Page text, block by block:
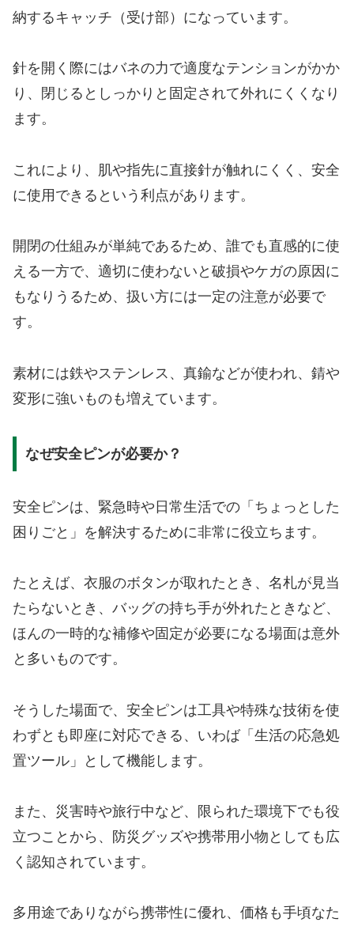
納するキャッチ（受け部）になっています。
針を開く際にはバネの力で適度なテンションがかか
り、閉じるとしっかりと固定されて外れにくくなり
ます。
これにより、肌や指先に直接針が触れにくく、安全
に使用できるという利点があります。
開閉の仕組みが単純であるため、誰でも直感的に使
える一方で、適切に使わないと破損やケガの原因に
もなりうるため、扱い方には一定の注意が必要で
す。
素材には鉄やステンレス、真鍮などが使われ、錆や
変形に強いものも増えています。
なぜ安全ピンが必要か？
安全ピンは、緊急時や日常生活での「ちょっとした
困りごと」を解決するために非常に役立ちます。
たとえば、衣服のボタンが取れたとき、名札が見当
たらないとき、バッグの持ち手が外れたときなど、
ほんの一時的な補修や固定が必要になる場面は意外
と多いものです。
そうした場面で、安全ピンは工具や特殊な技術を使
わずとも即座に対応できる、いわば「生活の応急処
置ツール」として機能します。
また、災害時や旅行中など、限られた環境下でも役
立つことから、防災グッズや携帯用小物としても広
く認知されています。
多用途でありながら携帯性に優れ、価格も手頃なた